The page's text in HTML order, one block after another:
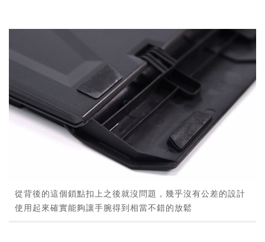
從背後的這個鎖點扣上之後就沒問題，幾乎沒有公差的設計
使用起來確實能夠讓手腕得到相當不錯的放鬆